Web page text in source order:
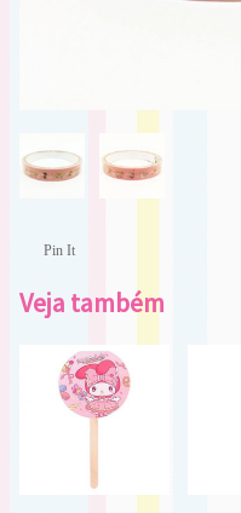
Pin It
Veja também